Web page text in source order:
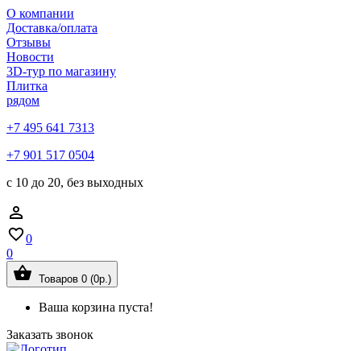
О компании
Доставка/оплата
Отзывы
Новости
3D-тур по магазину
Плитка
рядом
+7 495 641 7313
+7 901 517 0504
с 10 до 20, без выходных
0
0
Товаров 0 (0р.)
Ваша корзина пуста!
Заказать звонок